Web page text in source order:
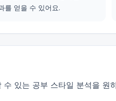
를 얻을 수 있어요.
수 있는 공부 스타일 분석을 원